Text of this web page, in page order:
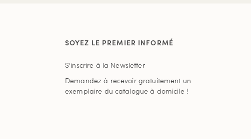
SOYEZ LE PREMIER INFORMÉ
S'inscrire à la Newsletter
Demandez à recevoir gratuitement un
exemplaire du catalogue à domicile !